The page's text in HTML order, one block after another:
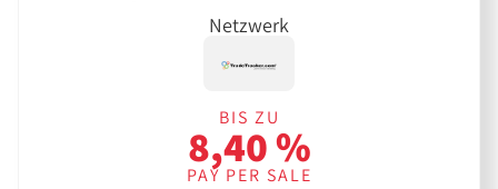
Netzwerk
BIS ZU
8,40 %
PAY PER SALE